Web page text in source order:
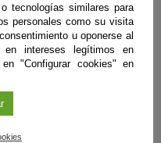
tecnologías similares para
personales como su visita
u oponerse al
en intereses legítimos en
"Configurar cookies" en